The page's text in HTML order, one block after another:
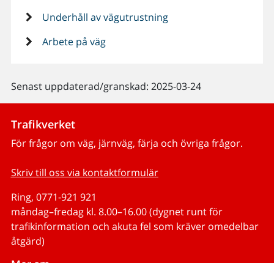
Underhåll av vägutrustning
Arbete på väg
Senast uppdaterad/granskad: 2025-03-24
Trafikverket
För frågor om väg, järnväg, färja och övriga frågor.
Skriv till oss via kontaktformulär
Ring, 0771-921 921
måndag–fredag kl. 8.00–16.00 (dygnet runt för
trafikinformation och akuta fel som kräver omedelbar
åtgärd)